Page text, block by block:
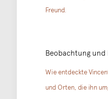
Freund.
Beobachtung und
Wie entdeckte
und Orten, die ihn